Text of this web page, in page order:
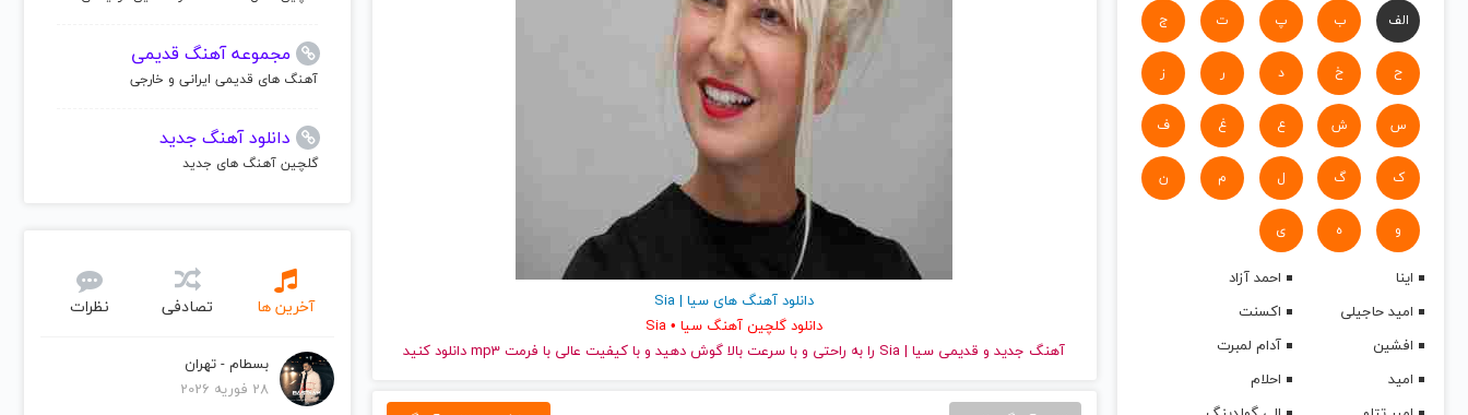
الف ب پ ت ج
ح خ د ر ز
س ش ع غ ف
ک گ ل م ن
و ه ی
اینا
احمد آزاد
امید حاجیلی
اکسنت
افشین
آدام لمبرت
امید
احلام
دانلود آهنگ های سیا | Sia
دانلود گلچین آهنگ سیا • Sia
آهنگ جدیدو قدیمی سیا | Sia را به راحتی و با سرعت بالا گوش دهید و با کیفیت عالی با فرمت mp3 دانلود کنید
مجموعه آهنگ قدیمی
آهنگ های قدیمی ایرانی و خارجی
دانلود آهنگ جدید
گلچین آهنگ های جدید
آخرین ها تصادفی نظرات
بسطام - تهران
28 فوریه 2026